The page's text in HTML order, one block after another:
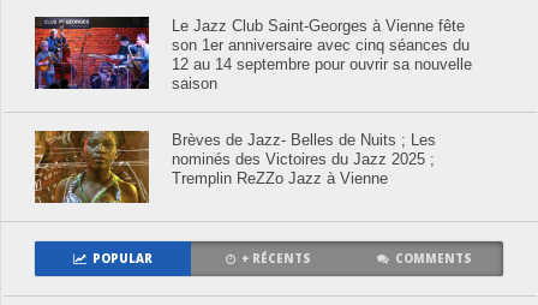
Le Jazz Club Saint-Georges à Vienne fête
son 1er anniversaire avec cinq séances du
12 au 14 septembre pour ouvrir sa nouvelle
saison
Brèves de Jazz- Belles de Nuits ; Les
nominés des Victoires du Jazz 2025 ;
Tremplin ReZZo Jazz à Vienne
POPULAR + RÉCENTS COMMENTS